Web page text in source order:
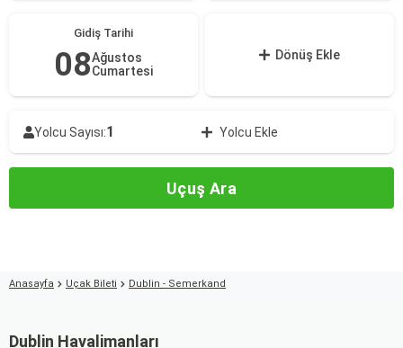
Gidiş Tarihi
08Ağustos
Cumartesi
Dönüş Ekle
Yolcu Sayısı:1 Yolcu Ekle
Uçuş Ara
Anasayfa Uçak Bileti Dublin - Semerkand
Dublin Havalimanları